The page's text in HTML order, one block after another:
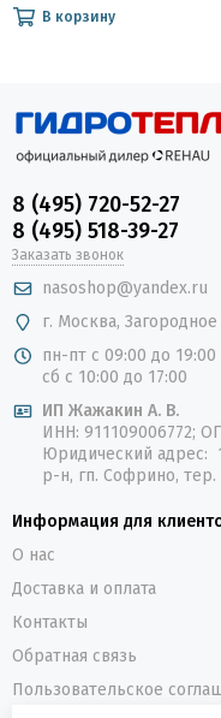
В корзину
8 (495) 720-52-27
8 (495) 518-39-27
Заказать звонок
nasoshop@yandex.ru
г. Москва,
пн-пт с 09:00 до 19:00
сб с 10:00 до 17:00
ИП Жажакин А. В.
ИНН: 911109006772;
Юридический адрес:
р-н, гп. Софрино,
Информация для
О нас
Доставка и оплата
Контакты
Обратная связь
Пользовательское